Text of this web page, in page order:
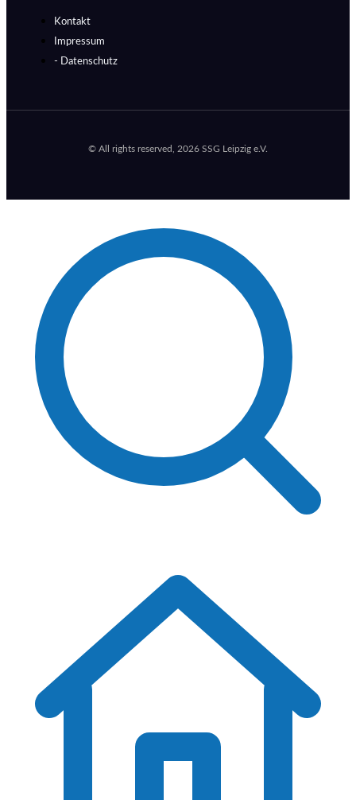
Kontakt
Impressum
- Datenschutz
© All rights reserved, 2026 SSG Leipzig e.V.